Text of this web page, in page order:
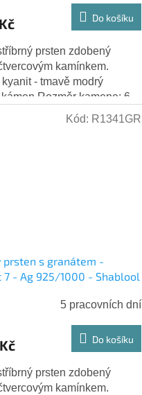
Do košíku
prsten zdobený
kamínkem.
kyanit - tmavě modrý
Rozměr kamene: 6
mm Hmotnost: 3,0 g Ryzost
prsten s granátem -
7 - Ag 925/1000 - Shablool
5 pracovních dní
Do košíku
prsten zdobený
kamínkem.
Kód: R1341GR